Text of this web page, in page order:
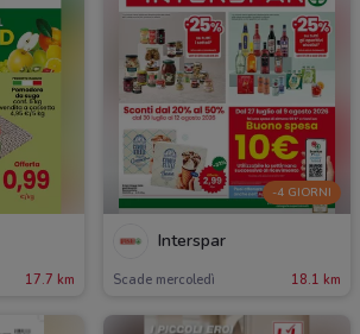
17.7 km
-4 GIORNI
Interspar
Scade mercoledì 18.1 km